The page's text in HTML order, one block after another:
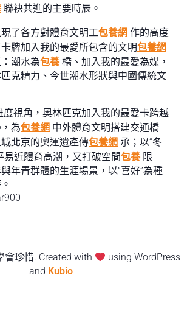
聯袂共進的主要時辰。
了各方對體育文明工包養網 作的高度
牌加入我的最愛所包含的文明包養網
潮水為包養 橋、加入我的最愛為媒，
克精力、今世潮水形狀與中國傳統文
度視角，奧林匹克加入我的最愛卡跨越
為包養網 中外體育文明搭建交通橋
北京的奧運遺產傳包養網 承；以“冬
易近體育高潮，又打破空間包養 限
年青群體的生涯場景，以“喜好”為種
珍惜. Created with
using WordPress
and Kubio